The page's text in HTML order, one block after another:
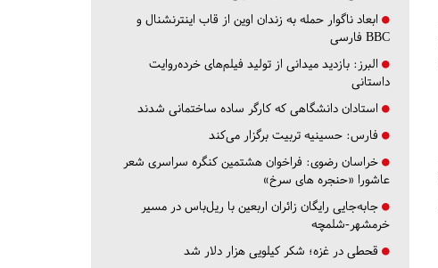
ابعاد ناگوار حمله به زندان اوین از قاب اینترنشنال و
BBC فارسی
البرز: بازدید میدانی از تولید فیلم‌های خرده‌روایت
داستانی
استادان دانشگاهی که کارگر ساده ساختمانی شدند
فارس: حسینیه تربیت برگزار می‌کند
خراسان رضوی: فراخوان هشتمین کنگره سراسری شعر
عاشورا «حنجره های سرخ»
جابه‌جایی رایگان زائران اربعین با ریل‌باس در مسیر
خرمشهر-شلمچه
قحطی در غزه؛ شکر کیلویی هزار دلار شد